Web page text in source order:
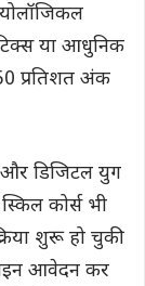
या आधुनिक
प्रतिशत अंक
और डिजिटल युग
कोर्स भी
शुरू हो चुकी
आवेदन कर